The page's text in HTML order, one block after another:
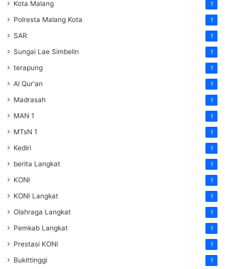
Kota Malang 1
Polresta Malang Kota 1
SAR 1
Sungai Lae Simbelin 1
terapung 1
Al Qur'an 1
Madrasah 1
MAN 1 1
MTsN 1 1
Kediri 1
berita Langkat 1
KONI 1
KONI Langkat 1
Olahraga Langkat 1
Pemkab Langkat 1
Prestasi KONI 1
Bukittinggi 1